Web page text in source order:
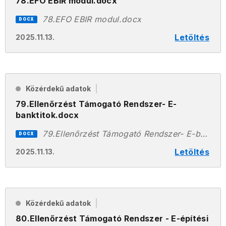
2025.11.13. Letöltés
DOCX 78.EFO EBIR modul.docx
Közérdekű adatok
79.Ellenőrzést Támogató Rendszer- E-
banktitok.docx
2025.11.13. Letöltés
DOCX 79.Ellenőrzést Támogató Rendszer- E-banktitok.docx
Közérdekű adatok
80.Ellenőrzést Támogató Rendszer - E-építési